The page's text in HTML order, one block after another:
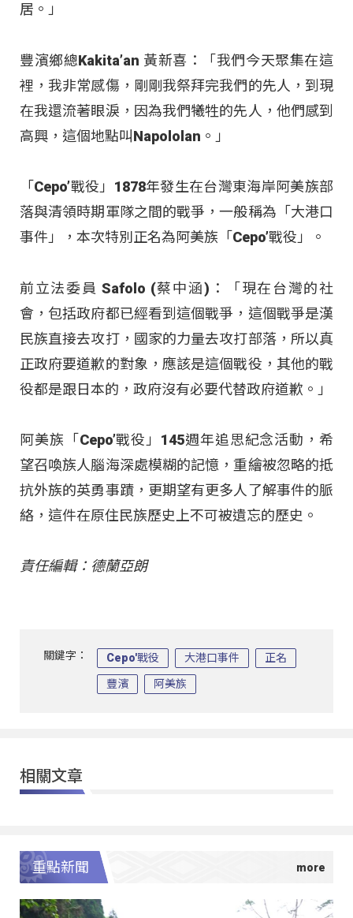
居。」
豐濱鄉總Kakita’an 黃新喜：「我們今天聚集在這
裡，我非常感傷，剛剛我祭拜完我們的先人，到現
在我還流著眼淚，因為我們犧牲的先人，他們感到
高興，這個地點叫Napololan。」
「Cepo’戰役」1878年發生在台灣東海岸阿美族部
落與清領時期軍隊之間的戰爭，一般稱為「大港口
事件」，本次特別正名為阿美族「Cepo’戰役」。
前立法委員 Safolo (蔡中涵)：「現在台灣的社
會，包括政府都已經看到這個戰爭，這個戰爭是漢
民族直接去攻打，國家的力量去攻打部落，所以真
正政府要道歉的對象，應該是這個戰役，其他的戰
役都是跟日本的，政府沒有必要代替政府道歉。」
阿美族「Cepo’戰役」145週年追思紀念活動，希
望召喚族人腦海深處模糊的記憶，重繪被忽略的抵
抗外族的英勇事蹟，更期望有更多人了解事件的脈
絡，這件在原住民族歷史上不可被遺忘的歷史。
責任編輯：德蘭亞朗
關鍵字： Cepo'戰役 大港口事件 正名
豐濱 阿美族
相關文章
重點新聞